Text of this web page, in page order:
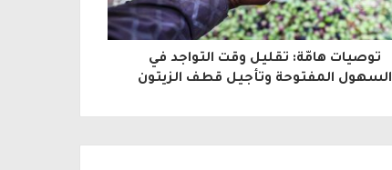
توصيات هامّة: تقليل وقت التواجد في
السهول المفتوحة وتأجيل قطف الزيتون